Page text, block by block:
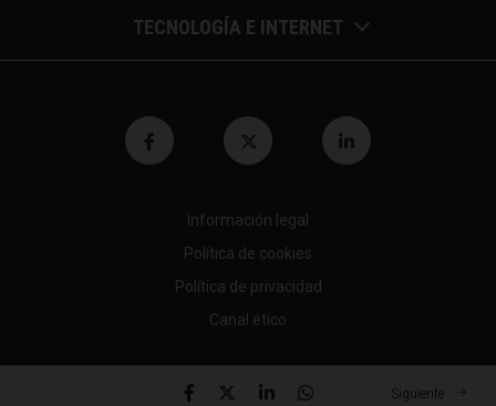
Siguiente
Economía para Pymes
Fiscalidad y hacienda
Calendario de eventos
Casos de éxito
Entrevistas / autores
Gestión y liderazgo
Psicología y coaching
TECNOLOGÍA E INTERNET
Blockchain y similares
Nuevas profesiones
Tecnología en empresas
Información legal
Política de cookies
Política de privacidad
Canal ético